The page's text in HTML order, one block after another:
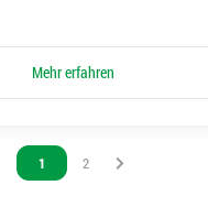
Mehr erfahren
Vous êtes sur la page
1 Vous êtes sur la page
2